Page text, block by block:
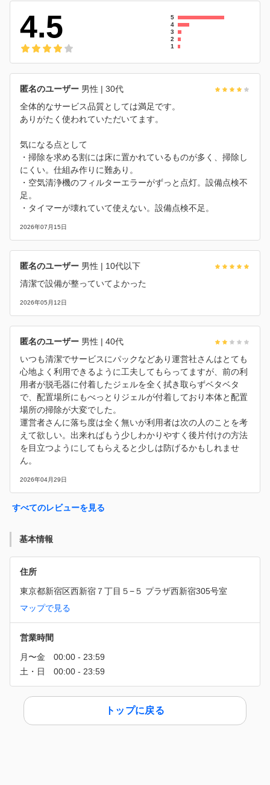
4.5
5
4
3
2
1
匿名のユーザー 男性 | 30代
全体的なサービス品質としては満足です。
ありがたく使われていただいてます。
気になる点として
・掃除を求める割には床に置かれているものが多く、掃除し
にくい。仕組み作りに難あり。
・空気清浄機のフィルターエラーがずっと点灯。設備点検不
足。
・タイマーが壊れていて使えない。設備点検不足。
2026年07月15日
匿名のユーザー 男性 | 10代以下
清潔で設備が整っていてよかった
2026年05月12日
匿名のユーザー 男性 | 40代
いつも清潔でサービスにパックなどあり運営社さんはとても
心地よく利用できるように工夫してもらってますが、前の利
用者が脱毛器に付着したジェルを全く拭き取らずベタベタ
で、配置場所にもべっとりジェルが付着しており本体と配置
場所の掃除が大変でした。
運営者さんに落ち度は全く無いが利用者は次の人のことを考
えて欲しい。出来ればもう少しわかりやすく後片付けの方法
を目立つようにしてもらえると少しは防げるかもしれませ
ん。
2026年04月29日
すべてのレビューを見る
基本情報
住所
東京都新宿区西新宿７丁目５−５ プラザ西新宿305号室
マップで見る
営業時間
トップに戻る